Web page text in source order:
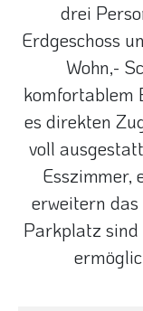
drei
Erdgeschoss
Wohn,-
komfortablem
es direkten
voll
Esszimmer,
erweitern
Parkplatz sind